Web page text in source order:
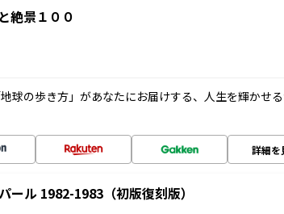
絶景１００
球の歩き方」があなたにお届けする、人生を輝かせ
詳細を
ール 1982-1983（初版復刻版）